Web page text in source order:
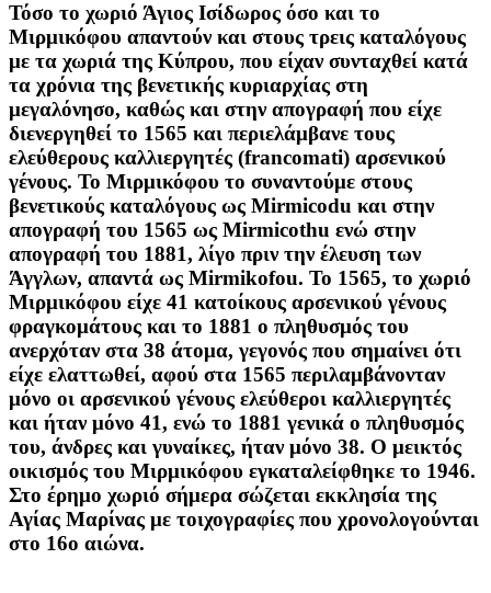
Τόσο το χωριό Άγιος Ισίδωρος όσο και το
Μιρμικόφου απαντούν και στους τρεις καταλόγους
με τα χωριά της Κύπρου, που είχαν συνταχθεί κατά
τα χρόνια της βενετικής κυριαρχίας στη
μεγαλόνησο, καθώς και στην απογραφή που είχε
διενεργηθεί το 1565 και περιελάμβανε τους
ελεύθερους καλλιεργητές (francomati) αρσενικού
γένους. Το Μιρμικόφου το συναντούμε στους
βενετικούς καταλόγους ως Mirmicodu και στην
απογραφή του 1565 ως Μirmicothu ενώ στην
απογραφή του 1881, λίγο πριν την έλευση των
Άγγλων, απαντά ως Mirmikofou. Το 1565, το χωριό
Μιρμικόφου είχε 41 κατοίκους αρσενικού γένους
φραγκομάτους και το 1881 ο πληθυσμός του
ανερχόταν στα 38 άτομα, γεγονός που σημαίνει ότι
είχε ελαττωθεί, αφού στα 1565 περιλαμβάνονταν
μόνο οι αρσενικού γένους ελεύθεροι καλλιεργητές
και ήταν μόνο 41, ενώ το 1881 γενικά ο πληθυσμός
του, άνδρες και γυναίκες, ήταν μόνο 38. Ο μεικτός
οικισμός του Μιρμικόφου εγκαταλείφθηκε το 1946.
Στο έρημο χωριό σήμερα σώζεται εκκλησία της
Αγίας Μαρίνας με τοιχογραφίες που χρονολογούνται
στο 16ο αιώνα.